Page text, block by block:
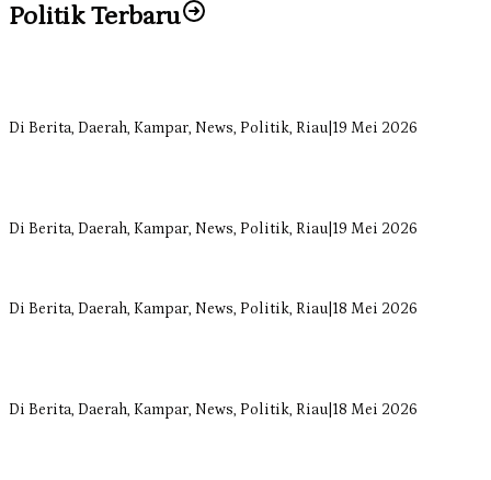
Politik Terbaru
Di Berita, Daerah, Kampar, News, Politik, Riau 19 Mei 2026
Di Berita, Daerah, Kampar, News, Politik, Riau 19 Mei 2026
Di Berita, Daerah, Kampar, News, Politik, Riau 18 Mei 2026
Di Berita, Daerah, Kampar, News, Politik, Riau 18 Mei 2026